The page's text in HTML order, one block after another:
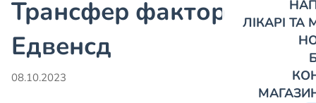
ЛІКАРІ
Трансфер фактор
Едвенсд
08.10.2023